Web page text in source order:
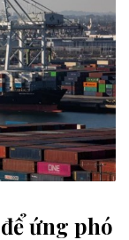
ứng phó